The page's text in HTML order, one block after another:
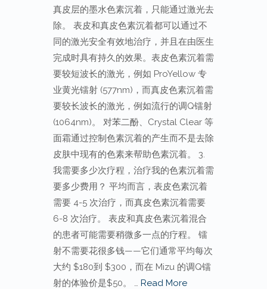
真皮层的墨水色素沉着，只能通过激光去
除。 表皮和真皮色素沉着都可以通过不
同的激光安全有效地治疗，并且在由医生
完成时具有持久的效果。表皮色素沉着需
要较短波长的激光，例如 ProYellow 专
业黄光镭射 (577nm)，而真皮色素沉着需
要较长波长的激光，例如流行的调Q镭射
(1064nm)。 对苯二酚、Crystal Clear 等
面霜通过控制色素沉着的产生而不是去除
皮肤中现有的色素来帮助色素沉着。 3.
我需要多少次疗程，治疗我的色素沉着需
要多少费用？ 平均而言，表皮色素沉着
需要 4-5 次治疗，而真皮色素沉着需要
6-8 次治疗。 表皮和真皮色素沉着混合
的患者可能需要稍微多一点的疗程。 镭
射不需要花很多钱——它们通常平均每次
大约 $180到 $300，而在 Mizu 的调Q镭
射的体验价是$50。 … Read More